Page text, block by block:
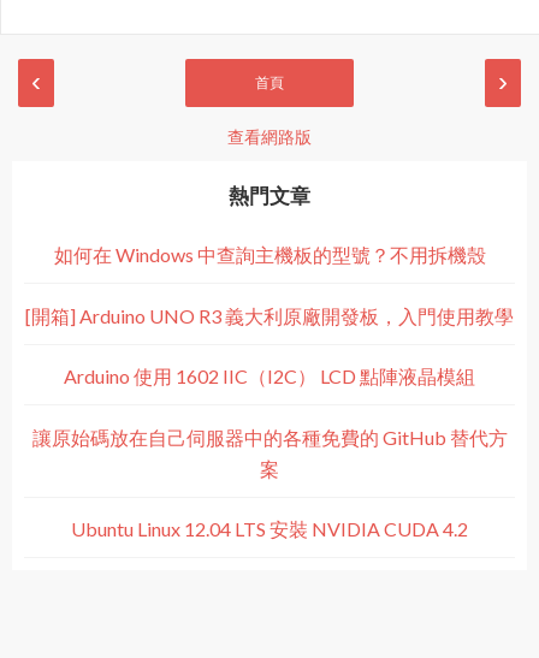
‹ ›
首頁
查看網路版
熱門文章
如何在 Windows 中查詢主機板的型號？不用拆機殼
[開箱] Arduino UNO R3 義大利原廠開發板，入門使用教學
Arduino 使用 1602 IIC（I2C） LCD 點陣液晶模組
讓原始碼放在自己伺服器中的各種免費的 GitHub 替代方
案
Ubuntu Linux 12.04 LTS 安裝 NVIDIA CUDA 4.2